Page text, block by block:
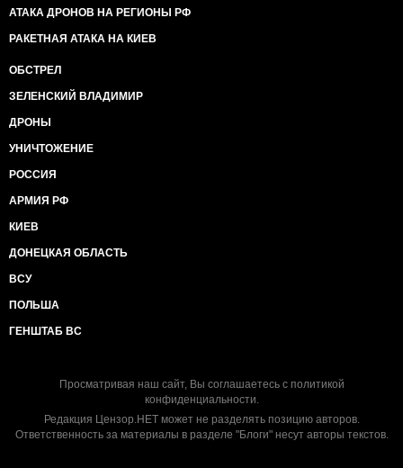
АТАКА ДРОНОВ НА РЕГИОНЫ РФ
РАКЕТНАЯ АТАКА НА КИЕВ
ОБСТРЕЛ
ЗЕЛЕНСКИЙ ВЛАДИМИР
ДРОНЫ
УНИЧТОЖЕНИЕ
РОССИЯ
АРМИЯ РФ
КИЕВ
ДОНЕЦКАЯ ОБЛАСТЬ
ВСУ
ПОЛЬША
ГЕНШТАБ ВС
Просматривая наш сайт, Вы соглашаетесь с политикой
конфиденциальности.
Редакция Цензор.НЕТ может не разделять позицию авторов.
Ответственность за материалы в разделе "Блоги" несут авторы текстов.